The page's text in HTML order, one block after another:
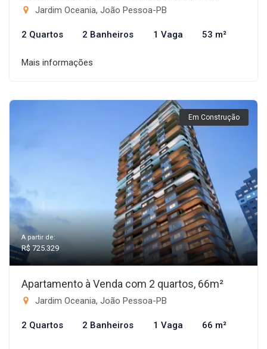
Jardim Oceania, João Pessoa-PB
2 Quartos 2 Banheiros 1 Vaga 53 m²
Mais informações
Em Construção
A partir de:
R$ 725.329
Apartamento à Venda com 2 quartos, 66m²
Jardim Oceania, João Pessoa-PB
2 Quartos 2 Banheiros 1 Vaga 66 m²